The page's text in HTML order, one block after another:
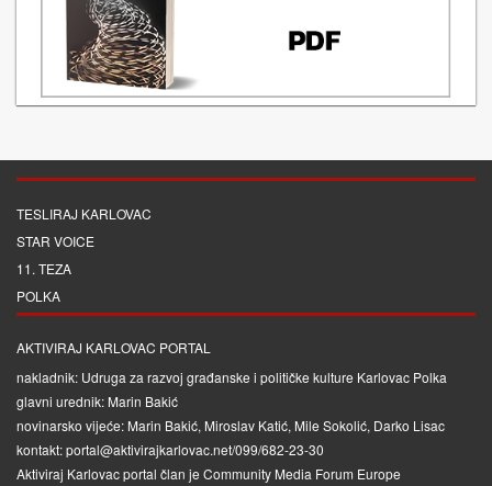
TESLIRAJ KARLOVAC
STAR VOICE
11. TEZA
POLKA
AKTIVIRAJ KARLOVAC PORTAL
nakladnik: Udruga za razvoj građanske i političke kulture Karlovac Polka
glavni urednik: Marin Bakić
novinarsko vijeće: Marin Bakić, Miroslav Katić, Mile Sokolić, Darko Lisac
kontakt: portal@aktivirajkarlovac.net/099/682-23-30
Aktiviraj Karlovac portal član je Community Media Forum Europe